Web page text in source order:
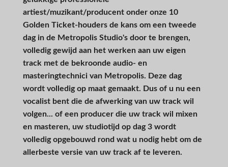
artiest/muzikant/producent onder onze 10
Golden Ticket-houders de kans om een tweede
dag in de Metropolis Studio's door te brengen,
volledig gewijd aan het werken aan uw eigen
track met de bekroonde audio- en
masteringtechnici van Metropolis. Deze dag
wordt volledig op maat gemaakt. Dus of u nu een
vocalist bent die de afwerking van uw track wil
volgen... of een producer die uw track wil mixen
en masteren, uw studiotijd op dag 3 wordt
volledig opgebouwd rond wat u nodig hebt om de
allerbeste versie van uw track af te leveren.